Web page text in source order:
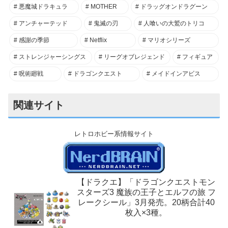
悪魔城ドラキュラ MOTHER ドラッグオンドラグーン
アンチャーテッド 鬼滅の刃 人喰いの大鷲のトリコ
感謝の季節 Netflix マリオシリーズ
ストレンジャーシングス リーグオブレジェンド フィギュア
呪術廻戦 ドラゴンクエスト メイドインアビス
関連サイト
レトロホビー系情報サイト
【ドラクエ】「ドラゴンクエストモン
スターズ3 魔族の王子とエルフの旅 フ
レークシール」3月発売。20柄合計40
枚入×3種。